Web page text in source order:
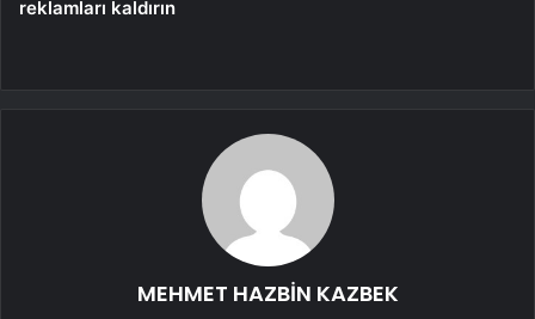
reklamları kaldırın
MEHMET HAZBİN KAZBEK